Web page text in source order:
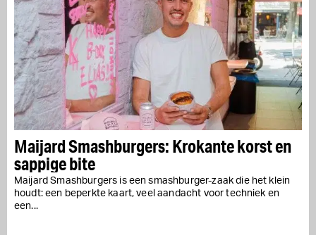
Maijard Smashburgers: Krokante korst en
sappige bite
Maijard Smashburgers is een smashburger-zaak die het klein
houdt: een beperkte kaart, veel aandacht voor techniek en
een...